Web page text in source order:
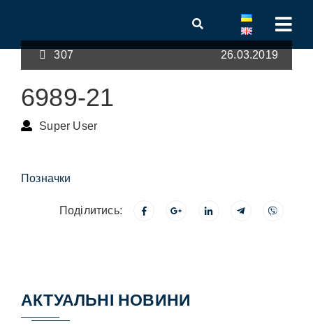
307 26.03.2019
6989-21
Super User
Позначки
Поділитись:
АКТУАЛЬНІ НОВИНИ